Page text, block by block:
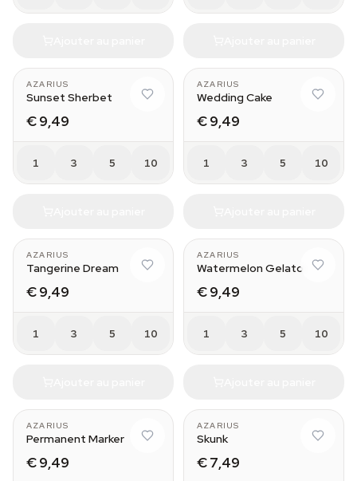
AZARIUS
Sunset Sherbet
€ 9,49
1 3 5 10
AZARIUS
Wedding Cake
€ 9,49
1 3 5 10
AZARIUS
Tangerine Dream
€ 9,49
1 3 5 10
AZARIUS
Watermelon Gelato
€ 9,49
1 3 5 10
AZARIUS
Permanent Marker
€ 9,49
AZARIUS
Skunk
€ 7,49